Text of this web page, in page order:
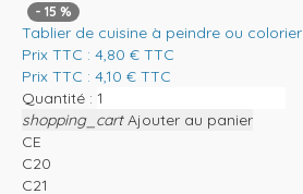
- 15 %
Tablier de cuisine à peindre ou colorier
Prix TTC : 4,80 € TTC
Prix TTC : 4,10 € TTC
Quantité :
shopping_cart Ajouter au panier
CE
C20
C21